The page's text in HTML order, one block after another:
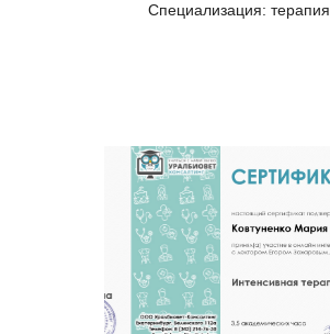
Специализация: терапия